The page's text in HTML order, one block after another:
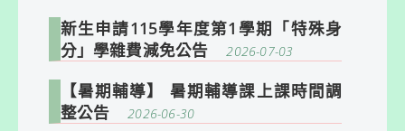
新生申請115學年度第1學期「特殊身
分」學雜費減免公告
2026-07-03
【暑期輔導】 暑期輔導課上課時間調
整公告
2026-06-30